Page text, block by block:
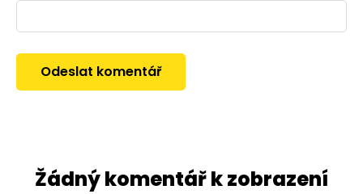
Žádný komentář k zobrazení